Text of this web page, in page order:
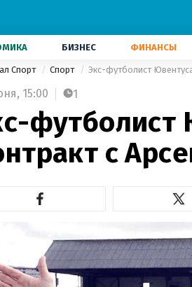
БИЗНЕС ФИНАНСЫ
Спорт Спорт Экс-футболист
15:00 1
футболист
с